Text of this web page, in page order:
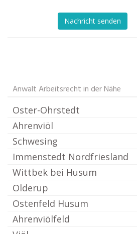
Nachricht senden
Anwalt Arbeitsrecht in der Nähe
Oster-Ohrstedt
Ahrenviöl
Schwesing
Immenstedt Nordfriesland
Wittbek bei Husum
Olderup
Ostenfeld Husum
Ahrenviölfeld